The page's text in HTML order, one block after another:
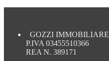
GOZZI IMMOBILIARE
P.IVA 03455510366
REA N. 389171